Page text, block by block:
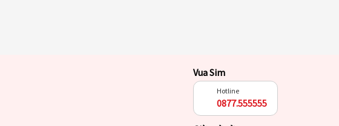
Vua Sim
Hotline
0877.555555